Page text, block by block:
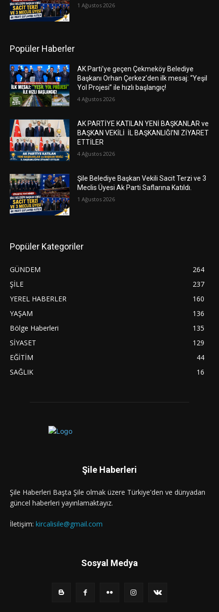
1 Ağustos 2026
Popüler Haberler
AK Parti’ye geçen Çekmeköy Belediye
Başkanı Orhan Çerkez’den ilk mesaj: “Yeşil
Yol Projesi” ile hızlı başlangıç!
4 Ağustos 2026
AK PARTİYE KATILAN YENİ BAŞKANLAR ve
BAŞKAN VEKİLİ İL BAŞKANLIĞI’NI ZİYARET
ETTİLER
4 Ağustos 2026
Şile Belediye Başkan Vekili Sacit Terzi ve 3
Meclis Üyesi Ak Parti Saflarına Katıldı.
1 Ağustos 2026
Popüler Kategoriler
GÜNDEM
264
ŞİLE
237
YEREL HABERLER
160
YAŞAM
136
Bölge Haberleri
135
SİYASET
129
EĞİTİM
44
SAĞLIK
16
Şile Haberleri
Şile Haberleri Başta Şile olmak üzere Türkiye'den ve dünyadan
güncel haberleri yayınlamaktayız.
İletişim: kircalisile@gmail.com
Sosyal Medya